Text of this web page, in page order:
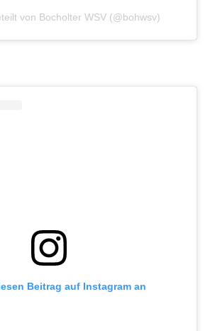
von Bocholter WSV (@bohwsv)
Beitrag auf Instagram an